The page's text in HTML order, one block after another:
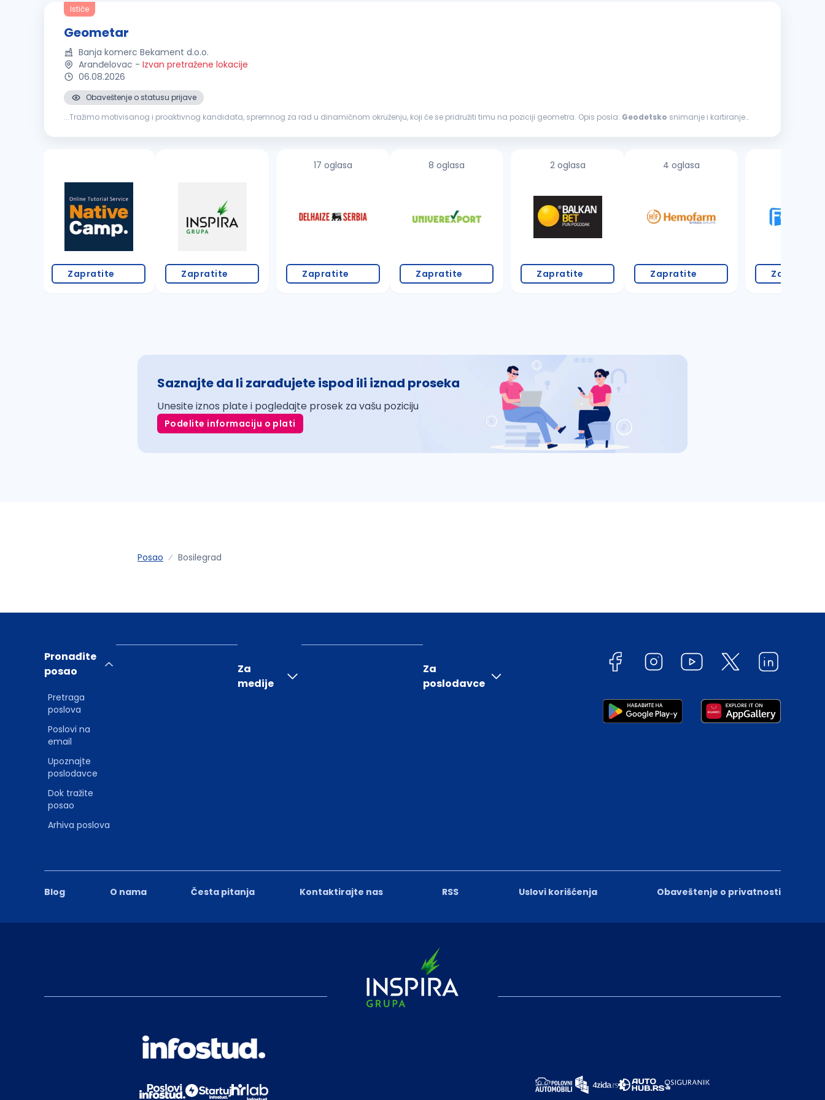
Ističe
Geometar
Banja komerc Bekament d.o.o.
Aranđelovac - Izvan pretražene lokacije
06.08.2026
Obaveštenje o statusu prijave
...Tražimo motivisanog i proaktivnog kandidata, spremnog za rad u dinamičnom okruženju, koji će se pridružiti timu na poziciji geometra. Opis posla: Geodetsko snimanje i kartiranje
Zapratite Zapratite
17 oglasa
Zapratite
8 oglasa
Zapratite
2 oglasa
Zapratite
4 oglasa
Zapratite Zapratite
Saznajte da li zarađujete ispod ili iznad proseka
Unesite iznos plate i pogledajte prosek za vašu poziciju
Podelite informaciju o plati
Posao Bosilegrad
Blog O nama Česta pitanja Kontaktirajte nas RSS Uslovi korišćenja Obaveštenje o privatnosti
Pronađite
posao
Pretraga
poslova
Poslovi na
email
Upoznajte
poslodavce
Dok tražite
posao
Arhiva poslova
Za
medije
Za
poslodavce